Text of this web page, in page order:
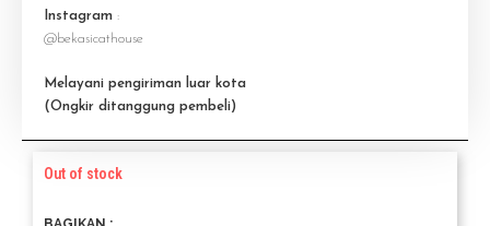
Instagram :
@bekasicathouse
Melayani pengiriman luar kota
(Ongkir ditanggung pembeli)
Out of stock